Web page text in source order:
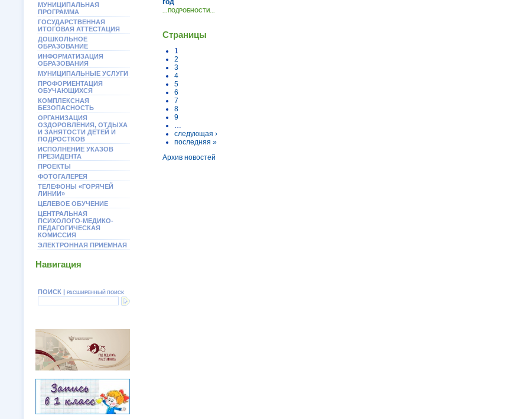
МУНИЦИПАЛЬНАЯ
ПРОГРАММА
ГОСУДАРСТВЕННАЯ
ИТОГОВАЯ АТТЕСТАЦИЯ
ДОШКОЛЬНОЕ
ОБРАЗОВАНИЕ
ИНФОРМАТИЗАЦИЯ
ОБРАЗОВАНИЯ
МУНИЦИПАЛЬНЫЕ УСЛУГИ
ПРОФОРИЕНТАЦИЯ
ОБУЧАЮЩИХСЯ
КОМПЛЕКСНАЯ
БЕЗОПАСНОСТЬ
ОРГАНИЗАЦИЯ
ОЗДОРОВЛЕНИЯ, ОТДЫХА
И ЗАНЯТОСТИ ДЕТЕЙ И
ПОДРОСТКОВ
ИСПОЛНЕНИЕ УКАЗОВ
ПРЕЗИДЕНТА
ПРОЕКТЫ
ФОТОГАЛЕРЕЯ
ТЕЛЕФОНЫ «ГОРЯЧЕЙ
ЛИНИИ»
ЦЕЛЕВОЕ ОБУЧЕНИЕ
ЦЕНТРАЛЬНАЯ
ПСИХОЛОГО-МЕДИКО-
ПЕДАГОГИЧЕСКАЯ
КОМИССИЯ
ЭЛЕКТРОННАЯ ПРИЕМНАЯ
Навигация
ПОИСК | РАСШИРЕННЫЙ ПОИСК
год
...ПОДРОБНОСТИ...
Страницы
1
2
3
4
5
6
7
8
9
…
следующая ›
последняя »
Архив новостей